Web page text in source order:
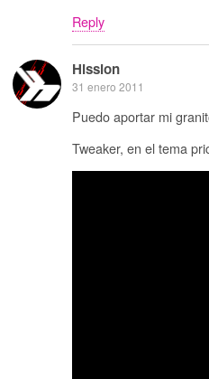
Reply
Hission
31 enero 2011
Puedo aportar mi
Tweaker, en el tema